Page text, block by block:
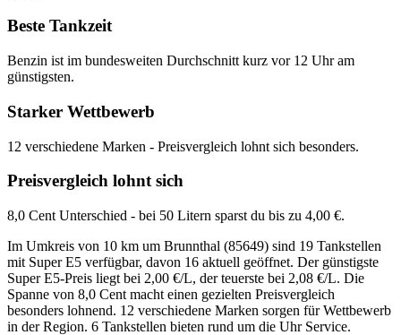
Beste Tankzeit
Benzin ist im bundesweiten Durchschnitt kurz vor 12 Uhr am
günstigsten.
Starker Wettbewerb
12 verschiedene Marken - Preisvergleich lohnt sich besonders.
Preisvergleich lohnt sich
8,0 Cent Unterschied - bei 50 Litern sparst du bis zu 4,00 €.
Im Umkreis von 10 km um Brunnthal (85649) sind 19 Tankstellen
mit Super E5 verfügbar, davon 16 aktuell geöffnet. Der günstigste
Super E5-Preis liegt bei 2,00 €/L, der teuerste bei 2,08 €/L. Die
Spanne von 8,0 Cent macht einen gezielten Preisvergleich
besonders lohnend. 12 verschiedene Marken sorgen für Wettbewerb
in der Region. 6 Tankstellen bieten rund um die Uhr Service.